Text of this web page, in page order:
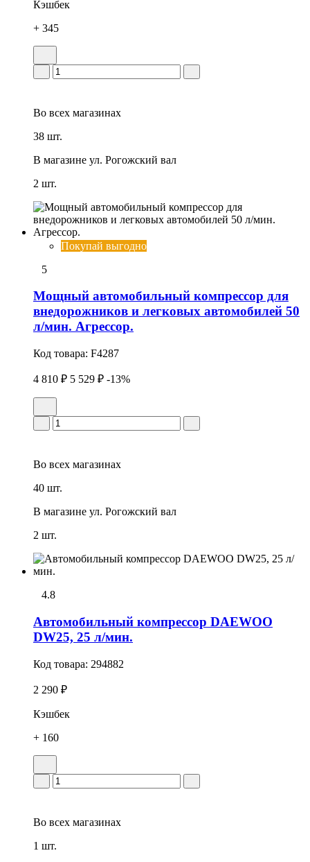
Кэшбек
+ 345
Во всех магазинах
38 шт.
В магазине ул. Рогожский вал
2 шт.
Покупай выгодно
5
Мощный автомобильный компрессор для
внедорожников и легковых автомобилей 50
л/мин. Агрессор.
Код товара: F4287
4 810 ₽ 5 529 ₽ -13%
Во всех магазинах
40 шт.
В магазине ул. Рогожский вал
2 шт.
4.8
Автомобильный компрессор DAEWOO
DW25, 25 л/мин.
Код товара: 294882
2 290 ₽
Кэшбек
+ 160
Во всех магазинах
1 шт.